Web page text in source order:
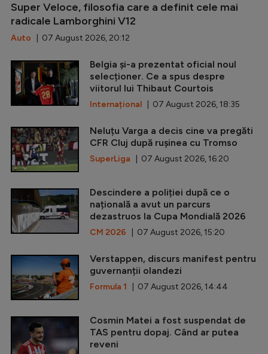
Super Veloce, filosofia care a definit cele mai
radicale Lamborghini V12
Auto | 07 August 2026, 20:12
Belgia și-a prezentat oficial noul
selecționer. Ce a spus despre
viitorul lui Thibaut Courtois
Internațional | 07 August 2026, 18:35
Neluțu Varga a decis cine va pregăti
CFR Cluj după rușinea cu Tromso
SuperLiga | 07 August 2026, 16:20
Descindere a poliției după ce o
națională a avut un parcurs
dezastruos la Cupa Mondială 2026
CM 2026 | 07 August 2026, 15:20
Verstappen, discurs manifest pentru
guvernanții olandezi
Formula 1 | 07 August 2026, 14:44
Cosmin Matei a fost suspendat de
TAS pentru dopaj. Când ar putea
reveni